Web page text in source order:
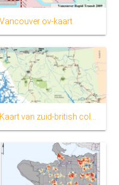
Vancouver ov-kaart
Kaart van zuid-british columbia